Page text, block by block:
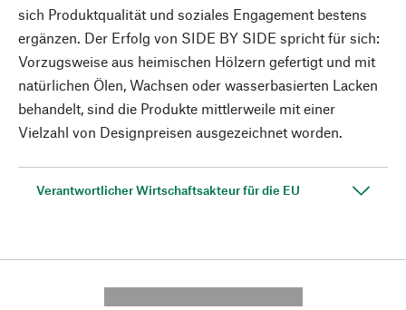
sich Produktqualität und soziales Engagement bestens
ergänzen. Der Erfolg von SIDE BY SIDE spricht für sich:
Vorzugsweise aus heimischen Hölzern gefertigt und mit
natürlichen Ölen, Wachsen oder wasserbasierten Lacken
behandelt, sind die Produkte mittlerweile mit einer
Vielzahl von Designpreisen ausgezeichnet worden.
Verantwortlicher Wirtschaftsakteur für die EU